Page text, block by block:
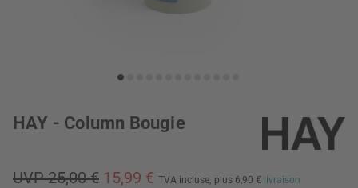
HAY - Column Bougie
UVP 25,00 € 15,99 € TVA incluse, plus 6,90 € livraison